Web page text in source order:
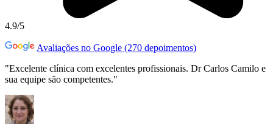
4.9/5
Avaliações no Google (270 depoimentos)
"Excelente clínica com excelentes profissionais. Dr Carlos Camilo e
sua equipe são competentes."